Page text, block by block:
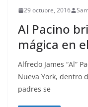
29 octubre, 2016
Al Pacino
mágica en
Alfredo James “Al”
Nueva York, dentro
padres se